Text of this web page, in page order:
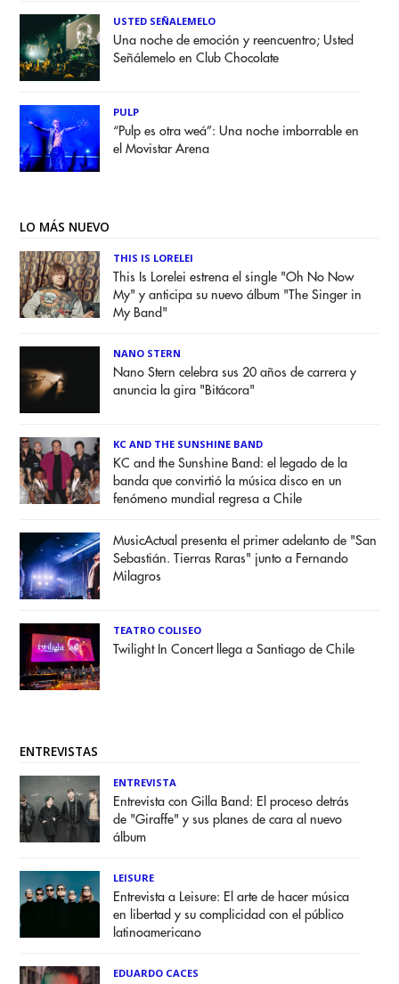
USTED SEÑALEMELO
Una noche de emoción y reencuentro; Usted
Señálemelo en Club Chocolate
PULP
“Pulp es otra weá”: Una noche imborrable en
el Movistar Arena
LO MÁS NUEVO
THIS IS LORELEI
This Is Lorelei estrena el single "Oh No Now
My" y anticipa su nuevo álbum "The Singer in
My Band"
NANO STERN
Nano Stern celebra sus 20 años de carrera y
anuncia la gira "Bitácora"
KC AND THE SUNSHINE BAND
KC and the Sunshine Band: el legado de la
banda que convirtió la música disco en un
fenómeno mundial regresa a Chile
MusicActual presenta el primer adelanto de "San
Sebastián. Tierras Raras" junto a Fernando
Milagros
TEATRO COLISEO
Twilight In Concert llega a Santiago de Chile
ENTREVISTAS
ENTREVISTA
Entrevista con Gilla Band: El proceso detrás
de "Giraffe" y sus planes de cara al nuevo
álbum
LEISURE
Entrevista a Leisure: El arte de hacer música
en libertad y su complicidad con el público
latinoamericano
EDUARDO CACES